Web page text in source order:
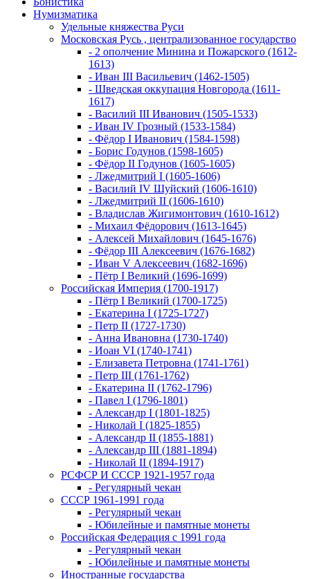
Нумизматика
Удельные княжества Руси
Московская Русь , централизованное государство
- 2 ополчение Минина и Пожарского (1612-
1613)
- Иван III Васильевич (1462-1505)
- Шведская оккупация Новгорода (1611-
1617)
- Василий III Иванович (1505-1533)
- Иван IV Грозный (1533-1584)
- Фёдор I Иванович (1584-1598)
- Борис Годунов (1598-1605)
- Фёдор II Годунов (1605-1605)
- Лжедмитрий I (1605-1606)
- Василий IV Шуйский (1606-1610)
- Лжедмитрий II (1606-1610)
- Владислав Жигимонтович (1610-1612)
- Михаил Фёдорович (1613-1645)
- Алексей Михайлович (1645-1676)
- Фёдор III Алексеевич (1676-1682)
- Иван V Алексеевич (1682-1696)
- Пётр I Великий (1696-1699)
Российская Империя (1700-1917)
- Пётр I Великий (1700-1725)
- Екатерина I (1725-1727)
- Петр II (1727-1730)
- Анна Ивановна (1730-1740)
- Иоан VI (1740-1741)
- Елизавета Петровна (1741-1761)
- Петр III (1761-1762)
- Екатерина II (1762-1796)
- Павел I (1796-1801)
- Александр I (1801-1825)
- Николай I (1825-1855)
- Александр II (1855-1881)
- Александр III (1881-1894)
- Николай II (1894-1917)
РСФСР И СССР 1921-1957 года
- Регулярный чекан
СССР 1961-1991 года
- Регулярный чекан
- Юбилейные и памятные монеты
Российская Федерация с 1991 года
- Регулярный чекан
- Юбилейные и памятные монеты
Иностранные государства